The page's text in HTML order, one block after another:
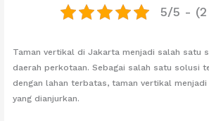
5/5 - (2
Taman vertikal di Jakarta menjadi salah satu
daerah perkotaan. Sebagai salah satu solusi
dengan lahan terbatas, taman vertikal
yang dianjurkan.